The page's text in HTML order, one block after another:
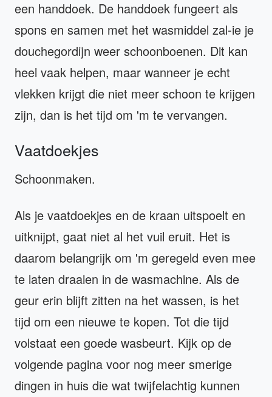
een handdoek. De handdoek fungeert als
spons en samen met het wasmiddel zal-ie je
douchegordijn weer schoonboenen. Dit kan
heel vaak helpen, maar wanneer je echt
vlekken krijgt die niet meer schoon te krijgen
zijn, dan is het tijd om 'm te vervangen.
Vaatdoekjes
Schoonmaken.
Als je vaatdoekjes en de kraan uitspoelt en
uitknijpt, gaat niet al het vuil eruit. Het is
daarom belangrijk om 'm geregeld even mee
te laten draaien in de wasmachine. Als de
geur erin blijft zitten na het wassen, is het
tijd om een nieuwe te kopen. Tot die tijd
volstaat een goede wasbeurt. Kijk op de
volgende pagina voor nog meer smerige
dingen in huis die wat twijfelachtig kunnen